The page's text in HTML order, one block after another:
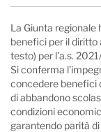
La Giunta regionale
benefici per il diritto
testo) per l’a.s.
Si conferma
concedere benefici
di abbandono
condizioni
garantendo parità